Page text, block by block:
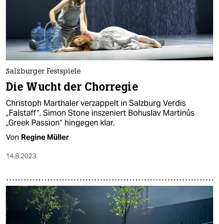
Salzburger Festspiele
Die Wucht der Chorregie
Christoph Marthaler verzappelt in Salzburg Verdis
„Falstaff“. Simon Stone inszeniert Bohuslav Martinůs
„Greek Passion“ hingegen klar.
Von Regine Müller
14.8.2023